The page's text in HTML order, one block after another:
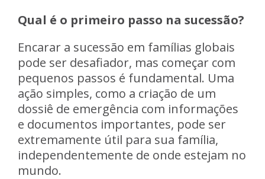
Qual é o primeiro passo na sucessão?
Encarar a sucessão em famílias globais
pode ser desafiador, mas começar com
pequenos passos é fundamental. Uma
ação simples, como a criação de um
dossiê de emergência com informações
e documentos importantes, pode ser
extremamente útil para sua família,
independentemente de onde estejam no
mundo.